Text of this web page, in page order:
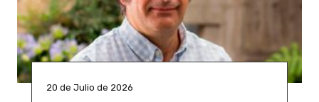
20 de Julio de 2026